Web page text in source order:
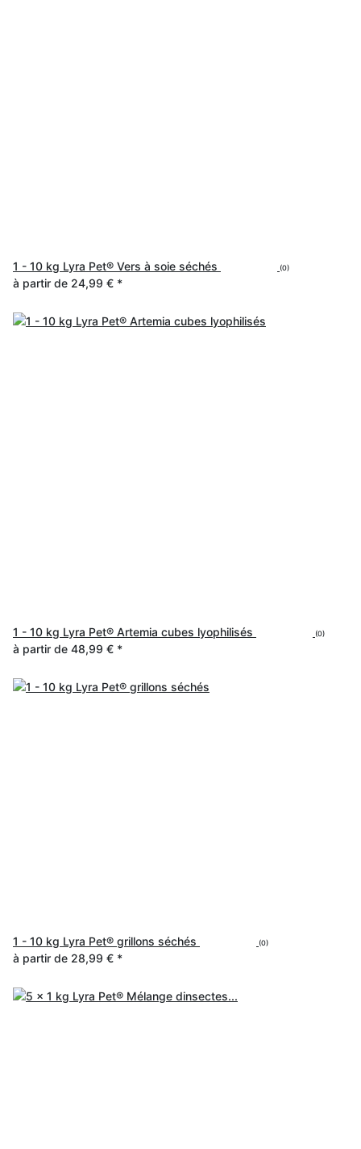
1 - 10 kg Lyra Pet® Vers à soie séchés (0)
à partir de 24,99 € *
1 - 10 kg Lyra Pet® Artemia cubes lyophilisés (0)
à partir de 48,99 € *
1 - 10 kg Lyra Pet® grillons séchés (0)
à partir de 28,99 € *